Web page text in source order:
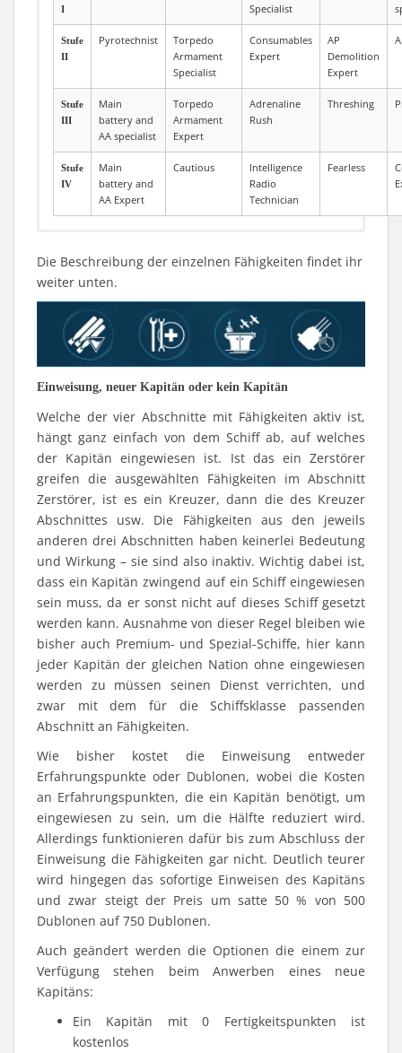
I
Specialist
Stufe
II
Pyrotechnist
Torpedo
Armament
Specialist
Consumables
Expert
AP
Demolition
Expert
Stufe
III
Main
battery and
AA specialist
Torpedo
Armament
Expert
Adrenaline
Rush
Threshing
Stufe
IV
Main
battery and
AA Expert
Cautious
Intelligence
Radio
Technician
Fearless
I
Specialist
Armament
Specialist
Expert
III
– demolition
Rush
Stufe
IV
Straight-A
Artillerist
Brawler
Intelligence
Radio
Threshing
I
Specialist
Repair
Stufe
II
Threshing
Expert
Argus-Eyed
III
Piercing
Armament
Rush
Stufe
IV
Marksman
Secondary
Armament
Straight-A
Artillerist
Emergency
Repair
I
Mechanic
Mechanic
Technician
Control
Stufe
II
Bombers
Specialist
Torpedo
Armament
Specialist
Expert
Repair
Specialist
III
Marksman
Armament
Stufe
IV
Navigator-
bombardier
Ruthless
Close-
quarters
Specialist
Stealthy
Die Beschreibung der einzelnen Fähigkeiten findet ihr
weiter unten.
Einweisung, neuer Kapitän oder kein Kapitän
Welche der vier Abschnitte mit Fähigkeiten aktiv ist,
hängt ganz einfach von dem Schiff ab, auf welches
der Kapitän eingewiesen ist. Ist das ein Zerstörer
greifen die ausgewählten Fähigkeiten im Abschnitt
Zerstörer, ist es ein Kreuzer, dann die des Kreuzer
Abschnittes usw. Die Fähigkeiten aus den jeweils
anderen drei Abschnitten haben keinerlei Bedeutung
und Wirkung – sie sind also inaktiv. Wichtig dabei ist,
dass ein Kapitän zwingend auf ein Schiff eingewiesen
sein muss, da er sonst nicht auf dieses Schiff gesetzt
werden kann. Ausnahme von dieser Regel bleiben wie
bisher auch Premium- und Spezial-Schiffe, hier kann
jeder Kapitän der gleichen Nation ohne eingewiesen
werden zu müssen seinen Dienst verrichten, und
zwar mit dem für die Schiffsklasse passenden
Abschnitt an Fähigkeiten.
Wie bisher kostet die Einweisung entweder
Erfahrungspunkte oder Dublonen, wobei die Kosten
an Erfahrungspunkten, die ein Kapitän benötigt, um
eingewiesen zu sein, um die Hälfte reduziert wird.
Allerdings funktionieren dafür bis zum Abschluss der
Einweisung die Fähigkeiten gar nicht. Deutlich teurer
wird hingegen das sofortige Einweisen des Kapitäns
und zwar steigt der Preis um satte 50 % von 500
Dublonen auf 750 Dublonen.
Auch geändert werden die Optionen die einem zur
Verfügung stehen beim Anwerben eines neue
Kapitäns:
Ein Kapitän mit 0 Fertigkeitspunkten ist
kostenlos